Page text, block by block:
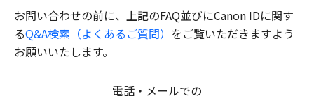
お問い合わせの前に、上記のFAQ並びにCanon IDに関す
るQ&A検索（よくあるご質問） をご覧いただきますよう
お願いいたします。
電話・メールでの